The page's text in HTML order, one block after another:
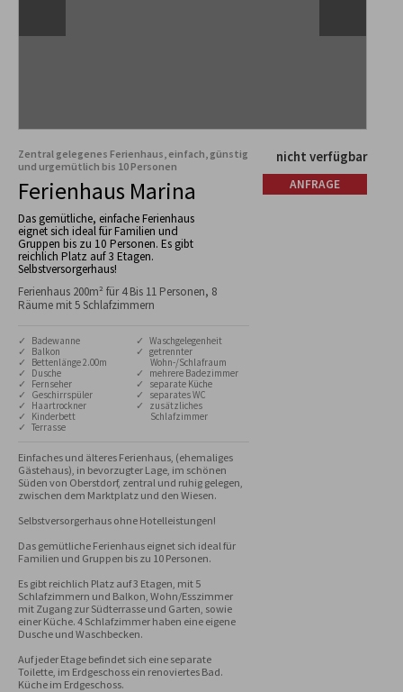
Zentral gelegenes Ferienhaus, einfach, günstig
und urgemütlich bis 10 Personen
Ferienhaus Marina
Das gemütliche, einfache Ferienhaus
eignet sich ideal für Familien und
Gruppen bis zu 10 Personen. Es gibt
reichlich Platz auf 3 Etagen.
Selbstversorgerhaus!
Ferienhaus 200m² für 4 Bis 11 Personen, 8
Räume mit 5 Schlafzimmern
✓ Badewanne
✓ Balkon
✓ Bettenlänge 2.00m
✓ Dusche
✓ Fernseher
✓ Geschirrspüler
✓ Haartrockner
✓ Kinderbett
✓ Terrasse
✓ Waschgelegenheit
✓ getrennter
Wohn-/Schlafraum
✓ mehrere Badezimmer
✓ separate Küche
✓ separates WC
✓ zusätzliches
Schlafzimmer
Einfaches und älteres Ferienhaus, (ehemaliges
Gästehaus), in bevorzugter Lage, im schönen
Süden von Oberstdorf, zentral und ruhig gelegen,
zwischen dem Marktplatz und den Wiesen.
Selbstversorgerhaus ohne Hotelleistungen!
Das gemütliche Ferienhaus eignet sich ideal für
Familien und Gruppen bis zu 10 Personen.
Es gibt reichlich Platz auf 3 Etagen, mit 5
Schlafzimmern und Balkon, Wohn/Esszimmer
mit Zugang zur Südterrasse und Garten, sowie
einer Küche. 4 Schlafzimmer haben eine eigene
Dusche und Waschbecken.
Auf jeder Etage befindet sich eine separate
Toilette, im Erdgeschoss ein renoviertes Bad.
Küche im Erdgeschoss.
nicht verfügbar
ANFRAGE